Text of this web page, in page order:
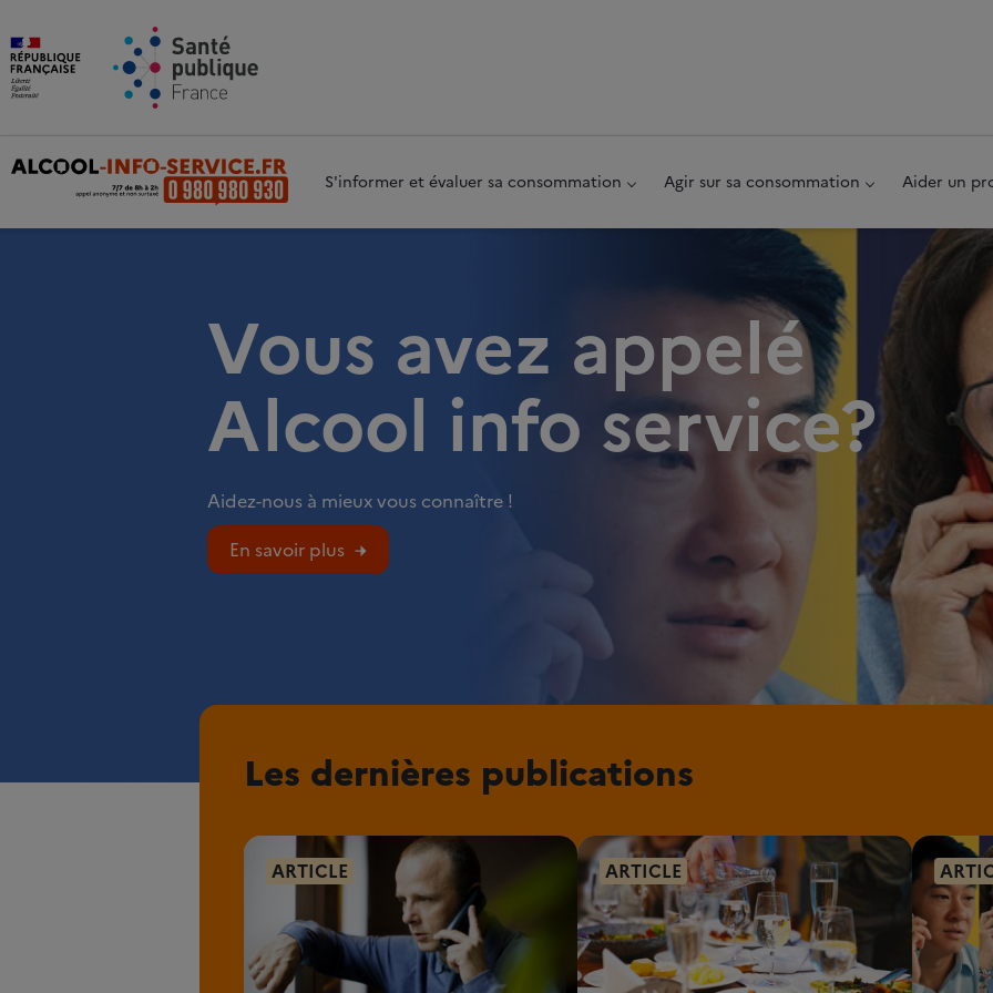
S'informer et évaluer sa consommation Agir sur sa consommation Aider un
Vous avez appelé
Alcool info service?
Aidez-nous à mieux vous connaître !
En savoir plus
Les dernières publications
ARTICLE ARTICLE